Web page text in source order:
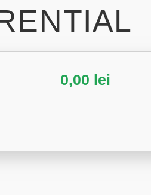
0,00 lei